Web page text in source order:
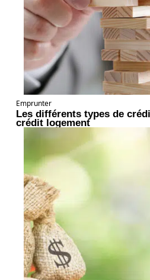
Emprunter
Les différents types de
crédit logement